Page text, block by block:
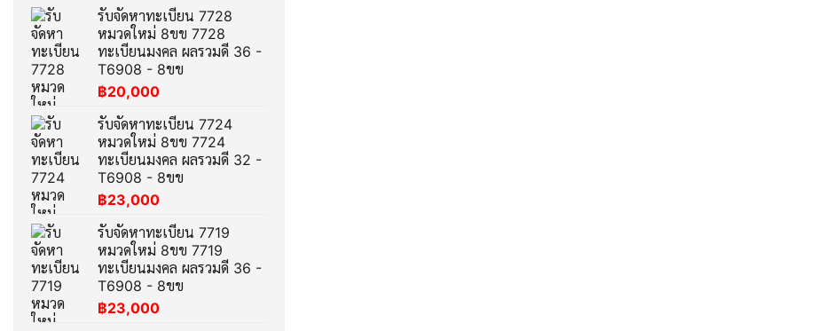
รับจัดหาทะเบียน 7728
หมวดใหม่ 8ขข 7728
ทะเบียนมงคล ผลรวมดี 36 -
T6908 - 8ขข
฿20,000
รับจัดหาทะเบียน 7724
หมวดใหม่ 8ขข 7724
ทะเบียนมงคล ผลรวมดี 32 -
T6908 - 8ขข
฿23,000
รับจัดหาทะเบียน 7719
หมวดใหม่ 8ขข 7719
ทะเบียนมงคล ผลรวมดี 36 -
T6908 - 8ขข
฿23,000